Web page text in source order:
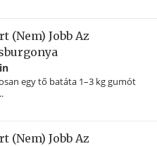
(nem) Jobb Az
egy tő batáta 1–3 kg gumót
(nem) Jobb Az